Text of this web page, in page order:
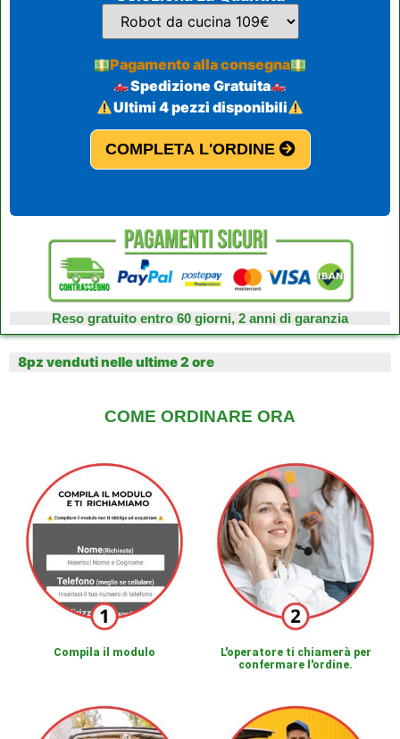
Pagamento alla consegna
Spedizione Gratuita
Ultimi 4 pezzi disponibili
COMPLETA L'ORDINE
Reso gratuito entro 60 giorni, 2 anni di garanzia
8pz venduti nelle ultime 2 ore
COME ORDINARE ORA
Compila il modulo
L'operatore ti chiamerà per
confermare l'ordine.